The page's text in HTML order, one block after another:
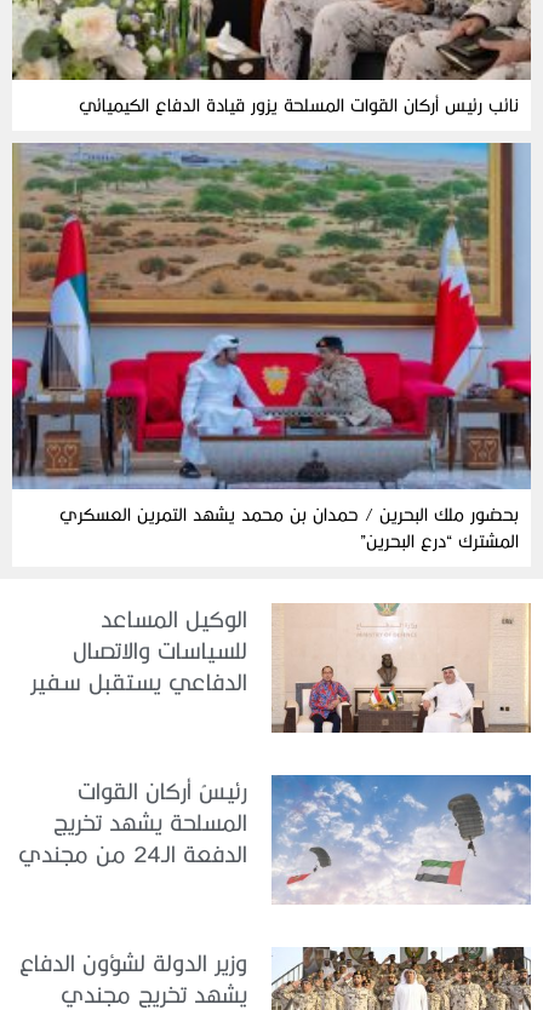
نائب رئيس أركان القوات المسلحة يزور قيادة الدفاع الكيميائي
بحضور ملك البحرين / حمدان بن محمد يشهد التمرين العسكري
المشترك “درع البحرين”
الوكيل المساعد
للسياسات والاتصال
الدفاعي يستقبل سفير
رئيسُ أركان القوات
المسلحة يشهد تخريج
الدفعة الـ24 من مجندي
وزير الدولة لشؤون الدفاع
يشهد تخريج مجندي